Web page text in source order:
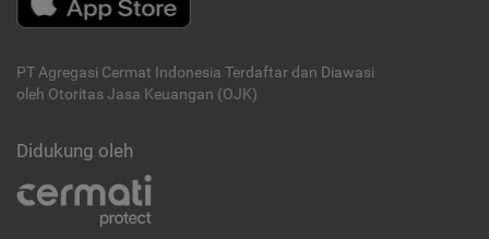
PT Agregasi Cermat Indonesia Terdaftar dan Diawasi
oleh Otoritas Jasa Keuangan (OJK)
Didukung oleh